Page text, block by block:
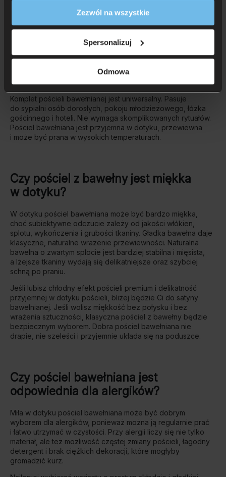
Zezwól na wszystkie
Spersonalizuj
Odmowa
Dlaczego pościel bawełniana dobrze
sprawdza się na co dzień?
Pościel bawełniana dobrze sprawdza się na co dzień, bo
bawełna przepuszcza powietrze i bardzo dobrze znosi
regularne pranie. Zakup pościeli bawełnianej to inwestycja
w komfortowy sen i optymalny mikroklimat pod kołdrą: mniej
wrażenia duszności, więcej suchego, naturalnego otulenia.
Komplet pościeli bawełnianej jest uniwersalny. Pasuje
do sypialni osób dorosłych, pokoju młodzieżowego, łóżka
gościnnego i hoteli. Nie wymaga skomplikowanych rytuałów.
Pościel bawełniana jest przyjemna w dotyku, przewiewna
i może być prana w wysokich temperaturach.
Czy pościel z bawełny jest miękka
w dotyku?
W dotyku pościel bawełniana może być bardzo miękka,
choć subiektywne odczucie zależy od jakości włókien,
splotu, wykończenia i grubości tkaniny. Gładka bawełna daje
klasyczne, naturalne wrażenie przewiewności. Naturalna
bawełna o zwartym splocie jest bardziej stabilna i mięsista,
a lżejsze tkaniny wydają się delikatniejsze oraz szybciej
schną po praniu.
Jeśli lubisz chłodny efekt pościeli premium i delikatność
przyjemnej w dotyku pościeli, bliżej będzie Ci do satyny
bawełnianej. Jeśli wolisz miękkość bez połysku i bez
wrażenia sztuczności, klasyczna pościel z bawełny będzie
bezpiecznym wyborem. Dobra pościel bawełniana nie
drapie, nie szeleści i przyjemnie układa się na poduszce.
Czy pościel bawełniana jest
odpowiednia dla alergików?
Miła w dotyku pościel bawełniana może być dobrym
wyborem dla alergików, ponieważ można ją regularnie prać
i łatwo utrzymać w czystości. Przy alergii liczy się nie tylko
materiał, ale też możliwość częstej zmiany pościeli, łagodny
detergent i brak ciężkich dekoracji, które mogłyby
gromadzić kurz.